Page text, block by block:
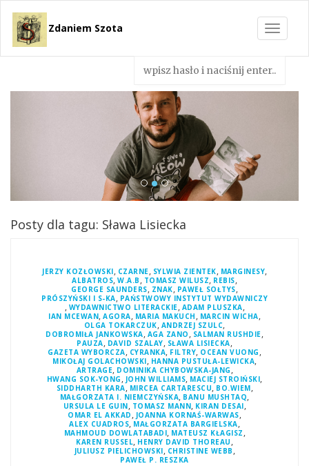
Toggle
Zdaniem Szota
Posty dla tagu: Sława Lisiecka
JERZY KOZŁOWSKI, CZARNE, SYLWIA ZIENTEK, MARGINESY,
ALBATROS,W.A.B , TOMASZ WILUSZ, REBIS,
GEORGE SAUNDERS, ZNAK, PAWEŁ SOŁTYS,
PRÓSZYŃSKI I S-KA, PAŃSTWOWY INSTYTUT WYDAWNICZY
, WYDAWNICTWO LITERACKIE, ADAM PLUSZKA,
IAN MCEWAN,AGORA, MARIA MAKUCH , MARCIN WICHA,
OLGA TOKARCZUK, ANDRZEJ SZULC,
DOBROMIŁA JANKOWSKA, AGA ZANO , SALMAN RUSHDIE,
PAUZA, DAVID SZALAY, SŁAWA LISIECKA,
GAZETA WYBORCZA, CYRANKA, FILTRY, OCEAN VUONG ,
MIKOŁAJ GOLACHOWSKI, HANNA PUSTUŁA-LEWICKA,
ARTRAGE, DOMINIKA CHYBOWSKA-JANG ,
HWANG SOK-YONG , JOHN WILLIAMS, MACIEJ STROIŃSKI,
SIDDHARTH KARA, MIRCEA CARTARESCU, BO.WIEM,
MAŁGORZATA I. NIEMCZYŃSKA, BANU MUSHTAQ,
URSULA LE GUIN, TOMASZ MANN, KIRAN DESAI,
OMAR EL AKKAD , JOANNA KORNAŚ-WARWAS,
ALEX CUADROS, MAŁGORZATA BARGIELSKA,
MAHMOUD DOWLATABADI, MATEUSZ KŁAGISZ ,
KAREN RUSSEL, HENRY DAVID THOREAU ,
JULIUSZ PIELICHOWSKI, CHRISTINE WEBB ,
PAWEŁ P. RESZKA